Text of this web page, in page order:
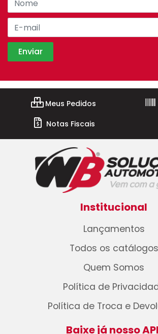
Meus Pedidos
Notas Fiscais
Institucional
Lançamentos
Todos os catálogos
Quem Somos
Política de
Política de Troca e
Baixe já nosso